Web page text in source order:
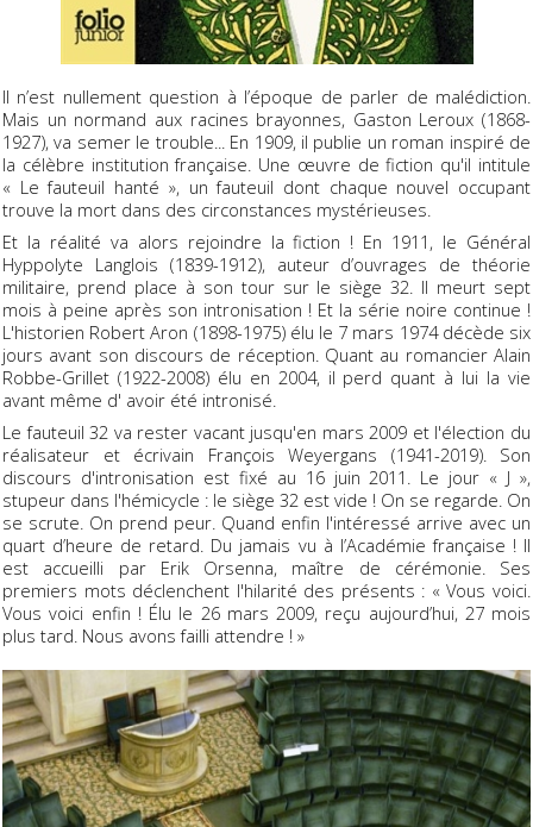
Il n’est nullement question à l’époque de parler de malédiction.
Mais un normand aux racines brayonnes, Gaston Leroux (1868-
1927), va semer le trouble... En 1909, il publie un roman inspiré de
la célèbre institution française. Une œuvre de fiction qu'il intitule
« Le fauteuil hanté », un fauteuil dont chaque nouvel occupant
trouve la mort dans des circonstances mystérieuses.
Et la réalité va alors rejoindre la fiction ! En 1911, le Général
Hyppolyte Langlois (1839-1912), auteur d’ouvrages de théorie
militaire, prend place à son tour sur le siège 32. Il meurt sept
mois à peine après son intronisation ! Et la série noire continue !
L'historien Robert Aron (1898-1975) élu le 7 mars 1974 décède six
jours avant son discours de réception. Quant au romancier Alain
Robbe-Grillet (1922-2008) élu en 2004, il perd quant à lui la vie
avant même d' avoir été intronisé.
Le fauteuil 32 va rester vacant jusqu'en mars 2009 et l'élection du
réalisateur et écrivain François Weyergans (1941-2019). Son
discours d'intronisation est fixé au 16 juin 2011. Le jour « J »,
stupeur dans l'hémicycle : le siège 32 est vide ! On se regarde. On
se scrute. On prend peur. Quand enfin l'intéressé arrive avec un
quart d’heure de retard. Du jamais vu à l’Académie française ! Il
est accueilli par Erik Orsenna, maître de cérémonie. Ses
premiers mots déclenchent l'hilarité des présents : « Vous voici.
Vous voici enfin ! Élu le 26 mars 2009, reçu aujourd’hui, 27 mois
plus tard. Nous avons failli attendre ! »